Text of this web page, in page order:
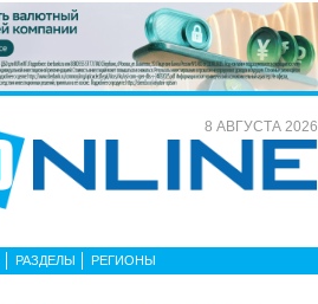
8 АВГУСТА 2026
РАЗДЕЛЫ РЕГИОНЫ